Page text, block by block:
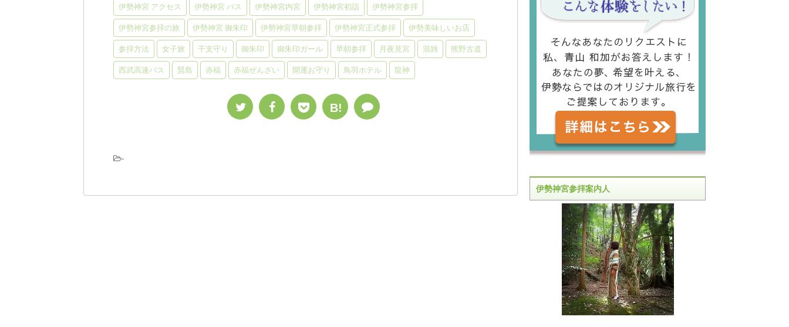
伊勢神宮 アクセス 伊勢神宮 バス 伊勢神宮内宮 伊勢神宮初詣 伊勢神宮参拝
伊勢神宮参拝の旅 伊勢神宮 御朱印 伊勢神宮早朝参拝 伊勢神宮正式参拝 伊勢美味しいお店
参拝方法 女子旅 干支守り 御朱印 御朱印ガール 早朝参拝 月夜見宮 混雑 熊野古道
西武高速バス 賢島 赤福 赤福ぜんざい 開運お守り 鳥羽ホテル 龍神
B!
-
伊勢神宮参拝案内人